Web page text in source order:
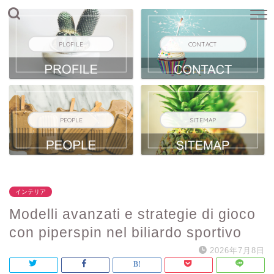
PLOFILE CONTACT
PEOPLE SITEMAP
インテリア
Modelli avanzati e strategie di gioco
con piperspin nel biliardo sportivo
2026年7月8日